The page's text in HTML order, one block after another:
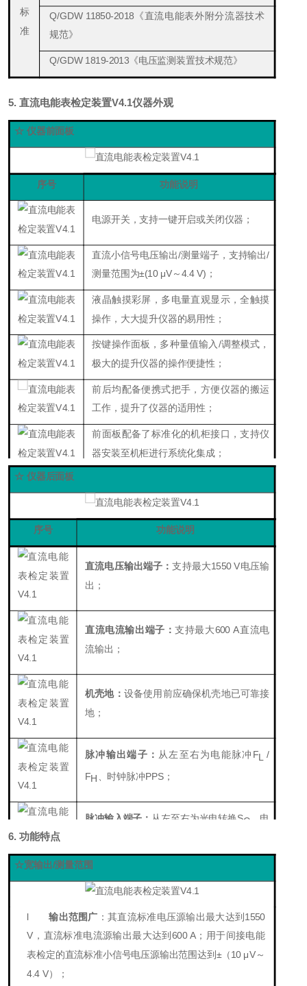
标
准
Q/GDW 11850-2018《直流电能表外附分流器技术
规范》
Q/GDW 1819-2013《电压监测装置技术规范》
5. 直流电能表检定装置V4.1仪器外观
☆ 仪器前面板
序号 功能说明
电源开关，支持一键开启或关闭仪器 ；
直流小信号电压输出/测量端子，支持输出/
测量范围为±(10 μV～4.4 V) ；
液晶触摸彩屏， 多电量直观显示，全触摸
操作，大大提升仪器的易用性；
按键操作面板，多种量值输入/调整模式，
极大的提升仪器的操作便捷性；
前后均配备便携式把手，方便仪器的搬运
工作，提升了仪器的适用性；
前面板配备了标准化的机柜接口，支持仪
器安装至机柜进行系统化集成；
☆ 仪器后面板
序号 功能说明
直流电压输出端子：支持最大1550 V电压输
出；
直流电流输出端子：支持最大600 A直流电
流输出；
机壳地： 设备使用前应确保机壳地已可靠接
地；
脉冲输出端子： 从左至右为电能脉冲FL /
FH 时钟脉冲PPS ；
脉冲输入端子： 从左至右为光电转换SC 、电
丰富的通讯接口：包括扩展接口、RS232、
电源 接口： 带16 A 保险管的AC 220
6. 功能特点
☆宽输出/测量范围
l 输出范围广 ：其直流标准电压源输出最大达到1 550
V ，直流标准电流源输出最大达到600 A ；用于间接电能
表检定的直流标准小信号电压源输出范围达到±（10 μV～
4.4 V）；